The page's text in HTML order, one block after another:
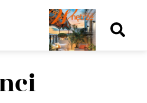
Nowy
numer